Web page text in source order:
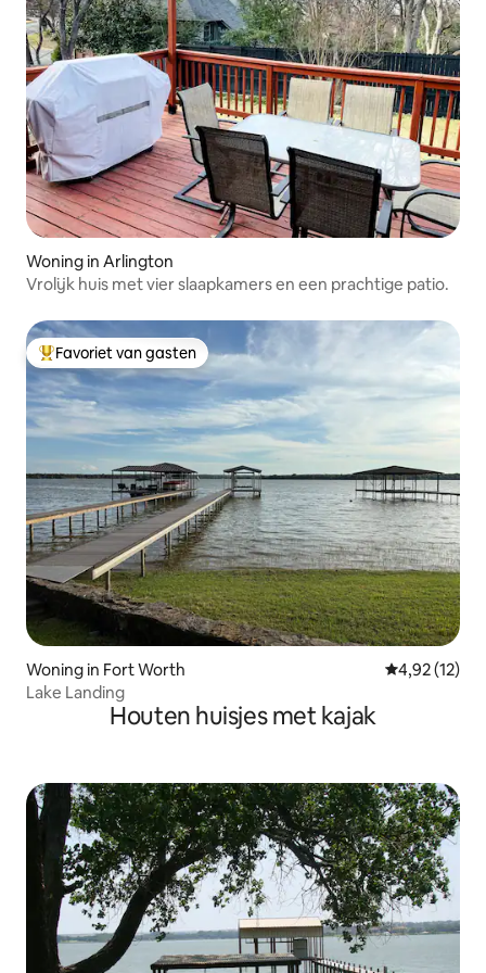
Woning in Arlington
Vrolijk huis met vier slaapkamers en een prachtige patio.
Topfavoriet van gasten
Favoriet van gasten
Woning in Fort Worth Gemiddelde
4,92 (12)
Lake Landing
Houten huisjes met kajak